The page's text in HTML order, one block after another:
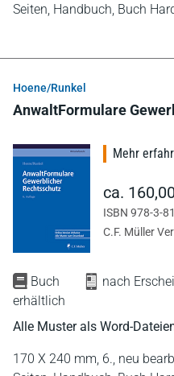
Seiten, Handbuch, Buch
Hoene/Runkel
AnwaltFormulare
Buch
nach
erhältlich
Alle Muster als Word-
170 X 240 mm, 6., neu
Mehr
ca.
ISBN 978-3-
C.F. Müller